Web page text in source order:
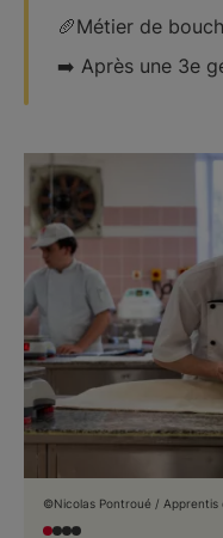
🥖​Métier de
➡️​ Après une 3e
©Nicolas Pontroué / Apprentis